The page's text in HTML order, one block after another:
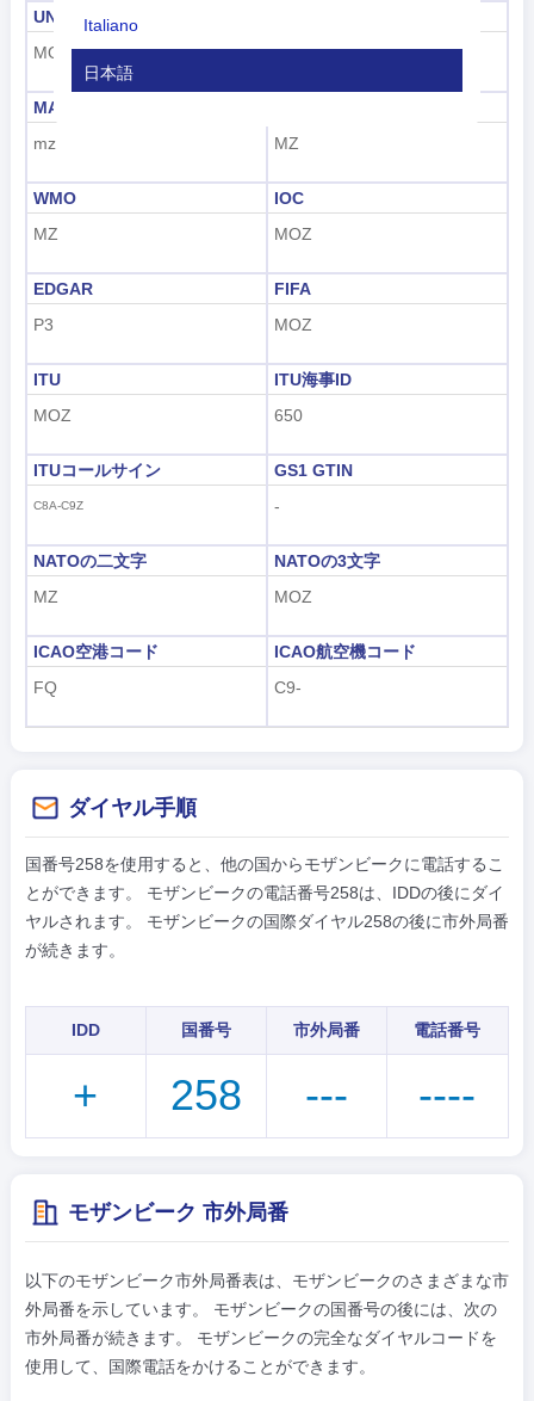
Italiano
日本語
Indonesian
हिंदी
UNDP
MOZ
170
MARC
mz
MZ
WMO
MZ
IOC
MOZ
EDGAR
P3
FIFA
MOZ
ITU
MOZ
ITU海事ID
650
ITUコールサイン
C8A-C9Z
GS1 GTIN
-
NATOの二文字
MZ
NATOの3文字
MOZ
ICAO空港コード
FQ
ICAO航空機コード
C9-
ダイヤル手順
国番号258を使用すると、他の国からモザンビークに電話するこ
とができます。 モザンビークの電話番号258は、IDDの後にダイ
ヤルされます。 モザンビークの国際ダイヤル258の後に市外局番
が続きます。
IDD 国番号 市外局番 電話番号
+ 258 --- ----
モザンビーク 市外局番
以下のモザンビーク市外局番表は、モザンビークのさまざまな市
外局番を示しています。 モザンビークの国番号の後には、次の
市外局番が続きます。 モザンビークの完全なダイヤルコードを
使用して、国際電話をかけることができます。